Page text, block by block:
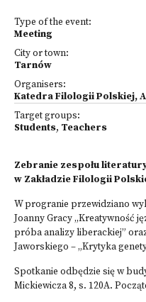
Type of the event:
Meeting
City or town:
Tarnów
Organisers:
Katedra Filologii Polskiej,
Target groups:
Students, Teachers
Zebranie zespołu
w Zakładzie Filologii
W progranie przewidziano
Joanny Gracy „Kreatywność
próba analizy liberackiej”
Jaworskiego – „Krytyka
Spotkanie odbędzie się w
Mickiewicza 8, s. 120A.